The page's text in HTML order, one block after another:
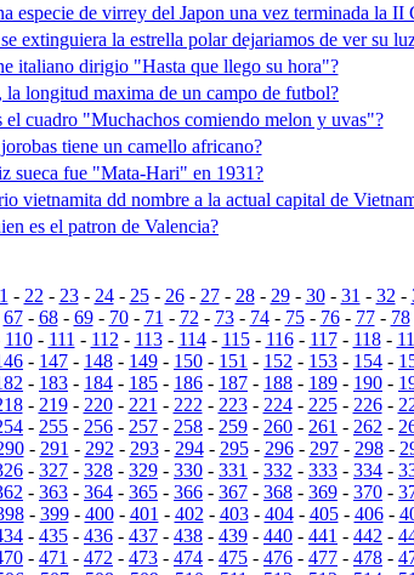
especie de virrey del Japon una vez terminada la II
extinguiera la estrella polar dejariamos de ver su
italiano dirigio "Hasta que llego su hora"?
la longitud maxima de un campo de futbol?
el cuadro "Muchachos comiendo melon y uvas"?
tiene un camello africano?
sueca fue "Mata-Hari" en 1931?
vietnamita dd nombre a la actual capital de
es el patron de Valencia?
- 22 - 23- 24- 25- 26- 27- 28- 29- 30- 31 - 32 -
67- 68- 69- 70- 71 - 72 - 73- 74- 75- 76- 77- 78
110- 111 - 112 - 113- 114- 115- 116- 117- 118-
- 147 - 148 - 149 - 150 - 151 - 152 - 153 - 154 -
- 183 - 184 - 185 - 186 - 187 - 188 - 189 - 190 -
- 219- 220- 221 - 222 - 223- 224- 225- 226-
- 255 - 256 - 257 - 258 - 259 - 260 - 261 - 262 -
- 291 - 292 - 293- 294- 295- 296- 297- 298-
- 327 - 328 - 329 - 330 - 331 - 332 - 333 - 334 -
- 363 - 364 - 365 - 366 - 367 - 368 - 369 - 370 -
- 399- 400- 401 - 402 - 403- 404- 405- 406-
- 435 - 436 - 437 - 438 - 439 - 440 - 441 - 442 -
- 471 - 472 - 473 - 474 - 475 - 476 - 477 - 478 -